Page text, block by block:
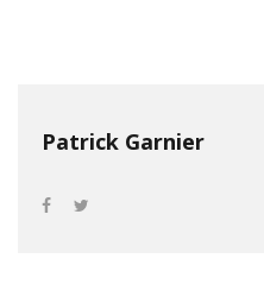
Patrick Garnier